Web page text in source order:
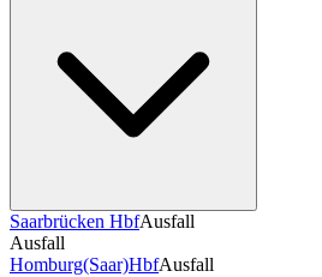
Saarbrücken HbfAusfall
Ausfall
Homburg(Saar)HbfAusfall